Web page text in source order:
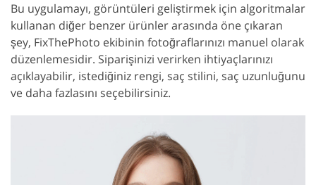
Bu uygulamayı, görüntüleri geliştirmek için algoritmalar
kullanan diğer benzer ürünler arasında öne çıkaran
şey, FixThePhoto ekibinin fotoğraflarınızı manuel olarak
düzenlemesidir. Siparişinizi verirken ihtiyaçlarınızı
açıklayabilir, istediğiniz rengi, saç stilini, saç uzunluğunu
ve daha fazlasını seçebilirsiniz.